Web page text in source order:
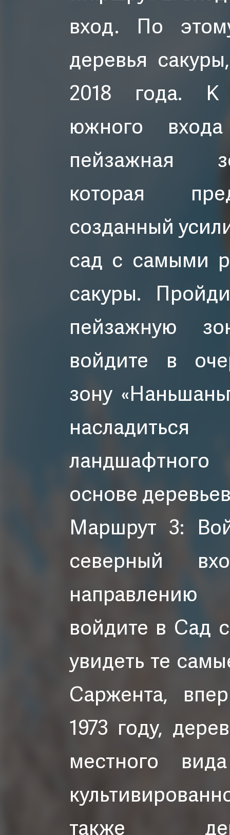
вход. По
деревья
2018 года. К
южного
пейзажная
которая
созданный
сад с самыми
сакуры.
пейзажную
войдите в
зону
основе
Маршрут 3:
северный
войдите в Сад
увидеть те
Саржента,
1973 году,
местного
также